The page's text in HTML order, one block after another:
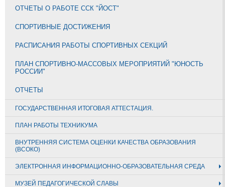
ОТЧЕТЫ О РАБОТЕ ССК "ЙОСТ"
СПОРТИВНЫЕ ДОСТИЖЕНИЯ
РАСПИСАНИЯ РАБОТЫ СПОРТИВНЫХ СЕКЦИЙ
ПЛАН СПОРТИВНО-МАССОВЫХ МЕРОПРИЯТИЙ "ЮНОСТЬ
РОССИИ"
ОТЧЕТЫ
ГОСУДАРСТВЕННАЯ ИТОГОВАЯ АТТЕСТАЦИЯ.
ПЛАН РАБОТЫ ТЕХНИКУМА
ВНУТРЕННЯЯ СИСТЕМА ОЦЕНКИ КАЧЕСТВА ОБРАЗОВАНИЯ
(ВСОКО)
ЭЛЕКТРОННАЯ ИНФОРМАЦИОННО-ОБРАЗОВАТЕЛЬНАЯ СРЕДА
МУЗЕЙ ПЕДАГОГИЧЕСКОЙ СЛАВЫ